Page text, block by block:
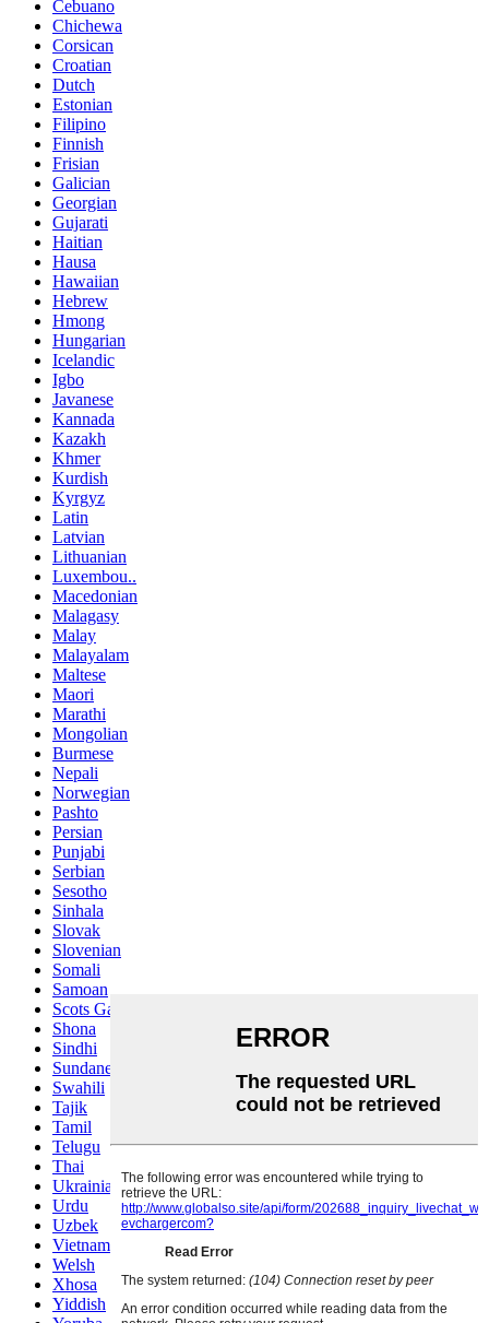
Cebuano
Chichewa
Corsican
Croatian
Dutch
Estonian
Filipino
Finnish
Frisian
Galician
Georgian
Gujarati
Haitian
Hausa
Hawaiian
Hebrew
Hmong
Hungarian
Icelandic
Igbo
Javanese
Kannada
Kazakh
Khmer
Kurdish
Kyrgyz
Latin
Latvian
Lithuanian
Luxembou..
Macedonian
Malagasy
Malay
Malayalam
Maltese
Maori
Marathi
Mongolian
Burmese
Nepali
Norwegian
Pashto
Persian
Punjabi
Serbian
Sesotho
Sinhala
Slovak
Slovenian
Somali
Samoan
Scots Gaelic
Shona
Sindhi
Sundanese
Swahili
Tajik
Tamil
Telugu
Thai
Ukrainian
Urdu
Uzbek
Vietnamese
Welsh
Xhosa
Yiddish